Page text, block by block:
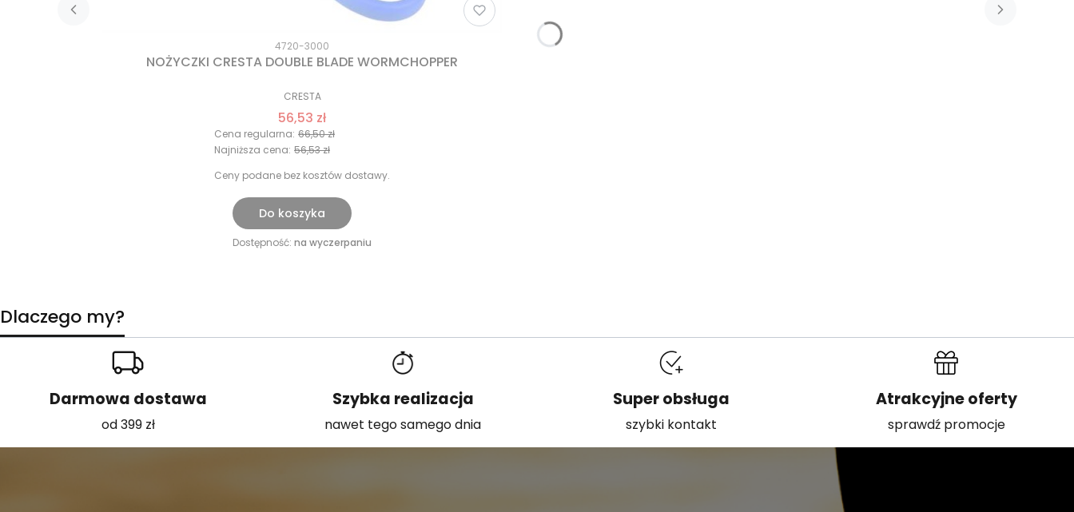
4720-3000
NOŻYCZKI CRESTA DOUBLE BLADE WORMCHOPPER
CRESTA
56,53 zł
Cena regularna: 66,50 zł
Najniższa cena: 56,53 zł
Ceny podane bez kosztów dostawy.
Do koszyka
Dostępność: na wyczerpaniu
Dlaczego my?
Darmowa dostawa
od 399 zł
Szybka realizacja
nawet tego samego dnia
Super obsługa
szybki kontakt
Atrakcyjne oferty
sprawdź promocje